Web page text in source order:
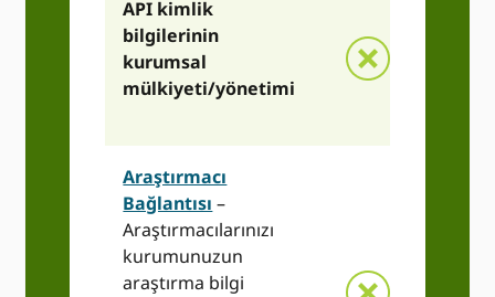
API kimlik
bilgilerinin
kurumsal
mülkiyeti/yönetimi
Araştırmacı
Bağlantısı –
Araştırmacılarınızı
kurumunuzun
araştırma bilgi